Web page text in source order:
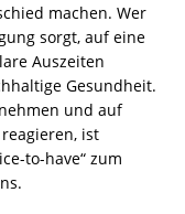
machen. Wer
sorgt, auf eine
Auszeiten
Gesundheit.
und auf
ist
to-have“ zum